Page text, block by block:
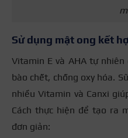
Sử dụng mật ong kết
Vitamin E và AHA tự
bào chết, chống oxy hóa.
nhiều Vitamin và Canxi
Cách thực hiện để tạo ra
đơn giản: